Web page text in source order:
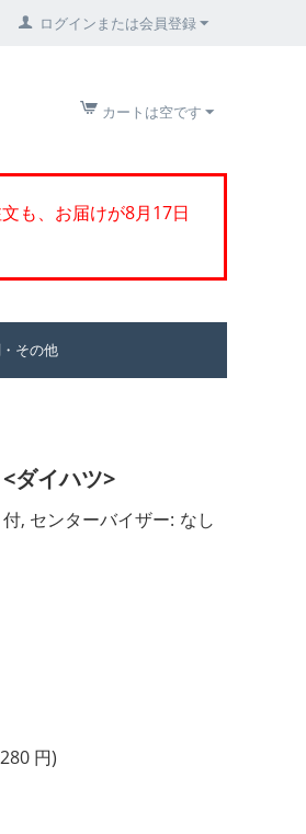
ログインまたは会員登録
カートは空です
も、お届けが8月17日
その他
ダイハツ>
付, センターバイザー: なし
円)